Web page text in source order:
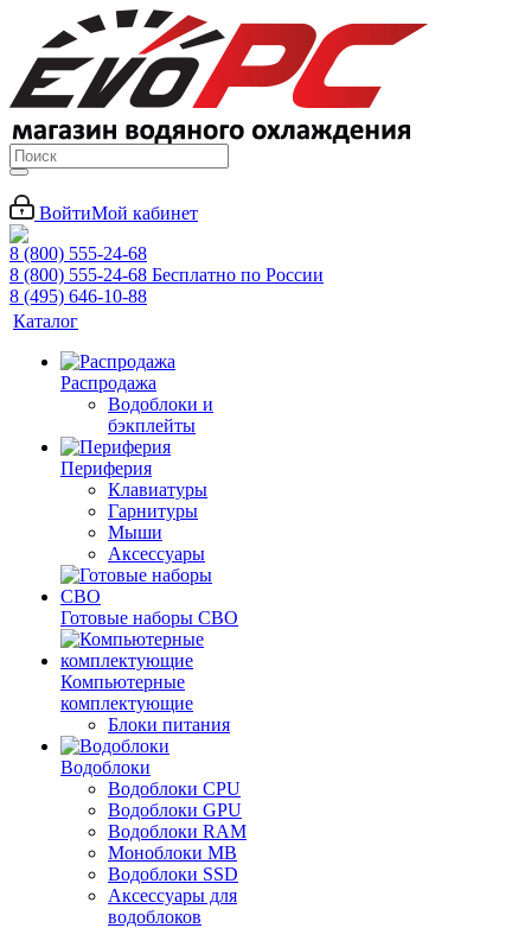
ВойтиМой кабинет
8 (800) 555-24-68
8 (800) 555-24-68 Бесплатно по России
8 (495) 646-10-88
Каталог
Распродажа
Водоблоки и
бэкплейты
Периферия
Клавиатуры
Гарнитуры
Мыши
Аксессуары
Готовые наборы СВО
Компьютерные
комплектующие
Блоки питания
Водоблоки
Водоблоки CPU
Водоблоки GPU
Водоблоки RAM
Моноблоки MB
Водоблоки SSD
Аксессуары для
водоблоков